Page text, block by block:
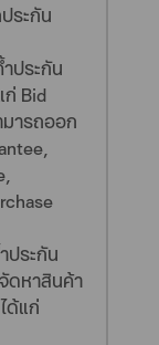
ระกัน
ประกัน
ก่ Bid
มารถออก
ประกัน
ดหาสินค้า
ด้แก่